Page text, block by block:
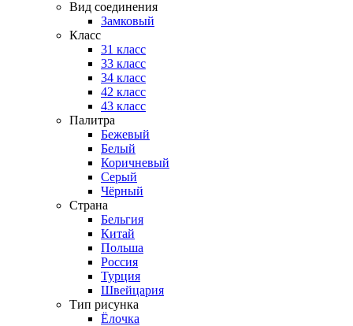
Вид соединения
Замковый
Класс
31 класс
33 класс
34 класс
42 класс
43 класс
Палитра
Бежевый
Белый
Коричневый
Серый
Чёрный
Страна
Бельгия
Китай
Польша
Россия
Турция
Швейцария
Тип рисунка
Ёлочка